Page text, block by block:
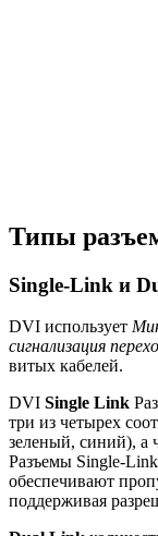
Типы
Single-Link и
DVI использует
сигнализация
витых кабелей.
DVI Single Link
три из четырех
зеленый, синий), а
Разъемы Single-
обеспечивают
поддерживая